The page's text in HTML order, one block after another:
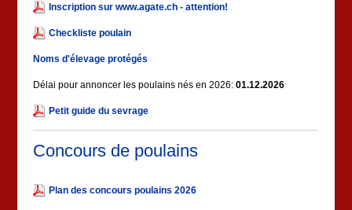
Inscription sur www.agate.ch - attention!
Checkliste poulain
Noms d'élevage protégés
Délai pour annoncer les poulains nés en 2026:01.12.2026
Petit guide du sevrage
Concours de poulains
Plan des concours poulains 2026